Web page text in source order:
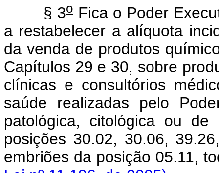
§ 3oFica o Poder
a restabelecer a alíquota
da venda de produtos
Capítulos 29 e 30, sobre
clínicas e consultórios
saúde realizadas pelo
patológica, citológica ou de
posições 30.02, 30.06,
embriões da posição 05.11,